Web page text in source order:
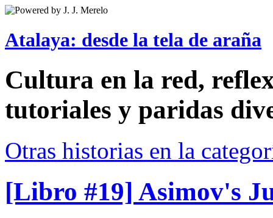
Atalaya: desde la tela de araña
Cultura en la red,
tutoriales y paridas
Otras historias en la
[Libro #19] Asimov's